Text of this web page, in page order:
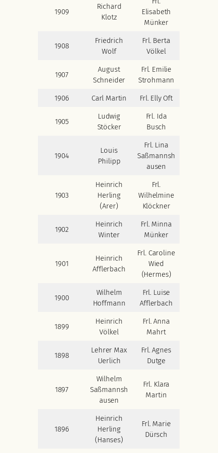
1909
Richard
Klotz
Elisabeth
Münker
1908
Friedrich
Wolf
Frl. Berta
Völkel
1907
August
Schneider
Frl. Emilie
Strohmann
1906 Carl Martin Frl. Elly Oft
1905
Ludwig
Stöcker
Frl. Ida
Busch
1904
Louis
Philipp
Frl. Lina
Saßmannsh
ausen
1903
Heinrich
Herling
(Arer)
Frl.
Wilhelmine
Klöckner
1902
Heinrich
Winter
Frl. Minna
Münker
1901
Heinrich
Afflerbach
Frl. Caroline
Wied
(Hermes)
1900
Wilhelm
Hoffmann
Frl. Luise
Afflerbach
1899
Heinrich
Völkel
Frl. Anna
Mahrt
1898
Lehrer Max
Uerlich
Frl. Agnes
Dutge
1897
Wilhelm
Saßmannsh
ausen
Frl. Klara
Martin
1896
Heinrich
Herling
(Hanses)
Frl. Marie
Dürsch